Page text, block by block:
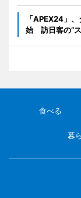
「APEX24」
始 訪日客の“
食べる
暮